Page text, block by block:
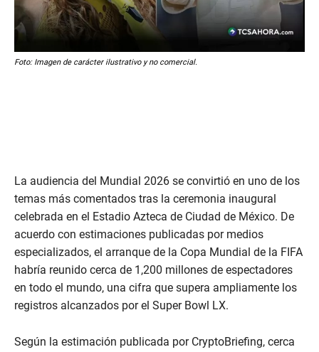
Foto: Imagen de carácter ilustrativo y no comercial.
La audiencia del Mundial 2026 se convirtió en uno de los
temas más comentados tras la ceremonia inaugural
celebrada en el Estadio Azteca de Ciudad de México. De
acuerdo con estimaciones publicadas por medios
especializados, el arranque de la Copa Mundial de la FIFA
habría reunido cerca de 1,200 millones de espectadores
en todo el mundo, una cifra que supera ampliamente los
registros alcanzados por el Super Bowl LX.
Según la estimación publicada por CryptoBriefing, cerca